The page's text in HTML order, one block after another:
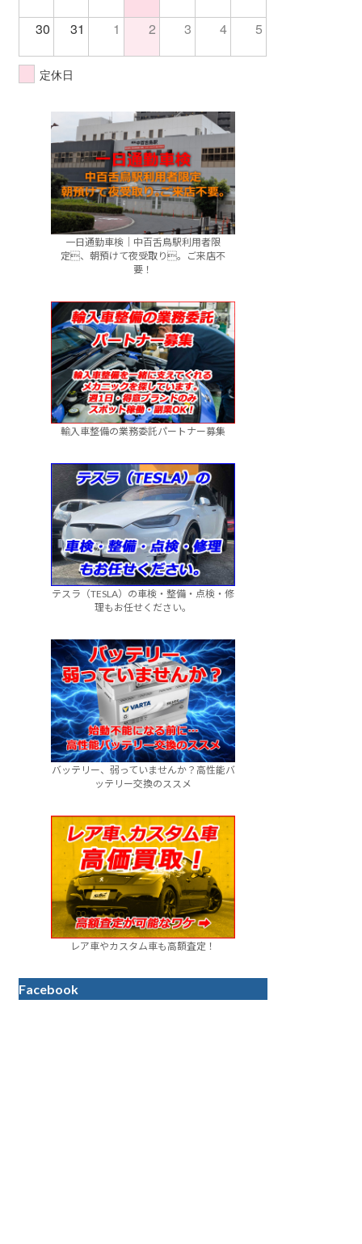
30 31 1 2 3 4 5
定休日
一日通勤車検｜中百舌鳥駅利用者限
定、朝預けて夜受取り。ご来店不
要！
輸入車整備の業務委託パートナー募集
テスラ（TESLA）の車検・整備・点検・修
理もお任せください。
バッテリー、弱っていませんか？高性能バ
ッテリー交換のススメ
レア車やカスタム車も高額査定！
Facebook